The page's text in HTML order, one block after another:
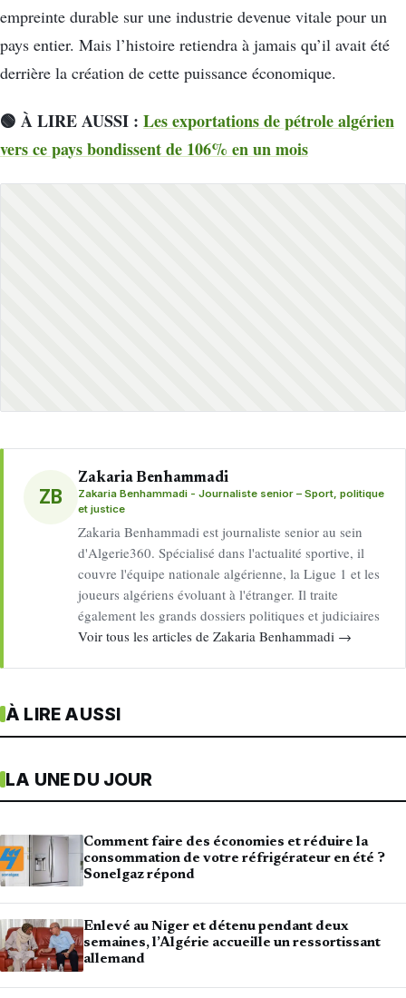
empreinte durable sur une industrie devenue vitale pour un
pays entier. Mais l’histoire retiendra à jamais qu’il avait été
derrière la création de cette puissance économique.
🟢 À LIRE AUSSI : Les exportations de pétrole algérien
vers ce pays bondissent de 106% en un mois
ZB
Zakaria Benhammadi
Zakaria Benhammadi - Journaliste senior – Sport, politique
et justice
Zakaria Benhammadi est journaliste senior au sein
d'Algerie360. Spécialisé dans l'actualité sportive, il
couvre l'équipe nationale algérienne, la Ligue 1 et les
joueurs algériens évoluant à l'étranger. Il traite
également les grands dossiers politiques et judiciaires
Voir tous les articles de Zakaria Benhammadi →
À LIRE AUSSI
LA UNE DU JOUR
Comment faire des économies et réduire la
consommation de votre réfrigérateur en été ?
Sonelgaz répond
Enlevé au Niger et détenu pendant deux
semaines, l’Algérie accueille un ressortissant
allemand